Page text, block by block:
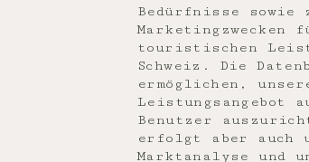
Bedürfnisse
touristischen
Schweiz. Die
ermöglichen,
Leistungsangebot
Benutzer
erfolgt aber auch
Marktanalyse und